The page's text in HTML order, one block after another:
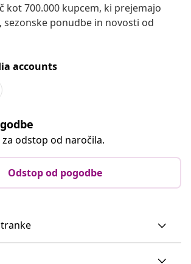
kot 700.000 kupcem, ki prejemajo
sezonske ponudbe in novosti od
accounts
odstop od naročila.
Odstop od pogodbe